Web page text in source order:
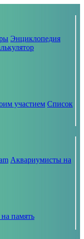
Энциклопедия
участием Список
Аквариумисты на
память